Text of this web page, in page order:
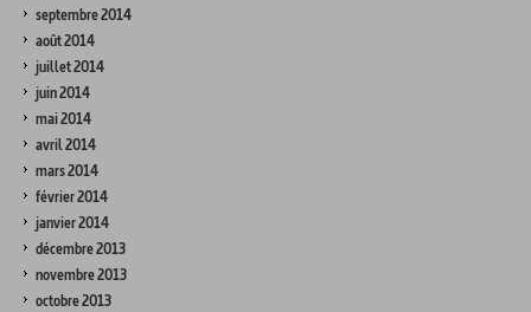
septembre 2014
août 2014
juillet 2014
juin 2014
mai 2014
avril 2014
mars 2014
février 2014
janvier 2014
décembre 2013
novembre 2013
octobre 2013